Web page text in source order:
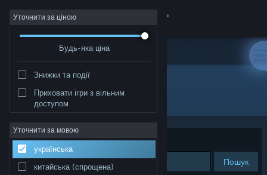
Увійти
Крамниця
Інформація
Підтримка
Уточнити за ціною
Будь-яка ціна
Знижки та події
Приховати ігри з вільним
доступом
Уточнити за мовою
українська
китайська (спрощена)
Розробник: Reality Diversions, LLC.
Упорядкувати за доречністю
Пошук